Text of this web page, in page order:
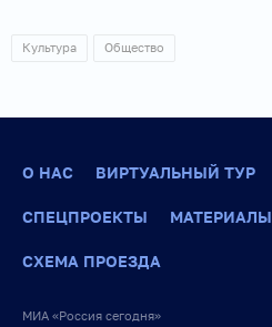
Культура Общество
О НАС ВИРТУАЛЬНЫЙ ТУР
СПЕЦПРОЕКТЫ МАТЕРИАЛЫ
СХЕМА ПРОЕЗДА
МИА «Россия сегодня»